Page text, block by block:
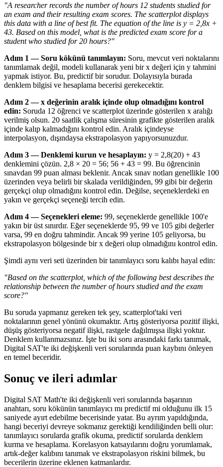
"A researcher records the number of hours 12 students studied for
an exam and their resulting exam scores. The scatterplot displays
this data with a line of best fit. The equation of the line is y = 2,8x +
43. Based on this model, what is the predicted exam score for a
student who studied for 20 hours?"
Adım 1 — Soru kökünü tanımlayın: Soru, mevcut veri noktalarını
tanımlamak değil, modeli kullanarak yeni bir x değeri için y tahmini
yapmak istiyor. Bu, predictif bir sorudur. Dolayısıyla burada
denklem bilgisi ve hesaplama becerisi gerekecektir.
Adım 2 — x değerinin aralık içinde olup olmadığını kontrol
edin: Soruda 12 öğrenci ve scatterplot üzerinde gösterilen x aralığı
verilmiş olsun. 20 saatlik çalışma süresinin grafikte gösterilen aralık
içinde kalıp kalmadığını kontrol edin. Aralık içindeyse
interpolasyon, dışındaysa ekstrapolasyon yapıyorsunuzdur.
Adım 3 — Denklemi kurun ve hesaplayın: y = 2,8(20) + 43
denklemini çözün. 2,8 × 20 = 56; 56 + 43 = 99. Bu öğrencinin
sınavdan 99 puan alması beklenir. Ancak sınav notları genellikle 100
üzerinden veya belirli bir skalada verildiğinden, 99 gibi bir değerin
gerçekçi olup olmadığını kontrol edin. Değilse, seçeneklerdeki en
yakın ve gerçekçi seçeneği tercih edin.
Adım 4 — Seçenekleri eleme: 99, seçeneklerde genellikle 100'e
yakın bir üst sınırdır. Eğer seçeneklerde 95, 99 ve 105 gibi değerler
varsa, 99 en doğru tahmindir. Ancak 99 yerine 105 geliyorsa, bu
ekstrapolasyon bölgesinde bir x değeri olup olmadığını kontrol edin.
Şimdi aynı veri seti üzerinden bir tanımlayıcı soru kalıbı hayal edin:
"Based on the scatterplot, which of the following best describes the
relationship between the number of hours studied and the exam
score?"
Bu soruda yapmanız gereken tek şey, scatterplot'taki veri
noktalarının genel yönünü okumaktır. Artış gösteriyorsa pozitif ilişki,
düşüş gösteriyorsa negatif ilişki, rastgele dağılmışsa ilişki yoktur.
Denklem kullanmazsınız. İşte bu iki soru arasındaki farkı tanımak,
Digital SAT'te iki değişkenli veri sorularında puan kaybını önleyen
en temel beceridir.
Sonuç ve ileri adımlar
Digital SAT Math'te iki değişkenli veri sorularında başarının
anahtarı, soru kökünün tanımlayıcı mı predictif mi olduğunu ilk 15
saniyede ayırt edebilme becerisinde yatar. Bu ayrım yapıldığında,
hangi beceriyi devreye sokmanız gerektiği kendiliğinden belli olur:
tanımlayıcı sorularda grafik okuma, predictif sorularda denklem
kurma ve hesaplama. Korelasyon katsayılarını doğru yorumlamak,
artık-değer kalıbını tanımak ve ekstrapolasyon riskini bilmek, bu
becerilerin üzerine eklenen katmanlardır.